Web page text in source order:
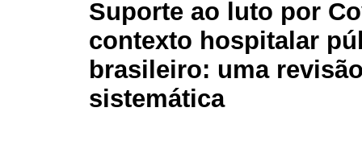
Suporte ao luto por
contexto hospitalar
brasileiro: uma
sistemática